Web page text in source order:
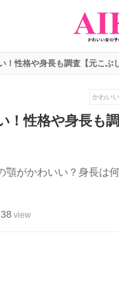
！性格や身長も調査【元こぶ
かわい
！性格や身長も
がかわいい？身長は
view